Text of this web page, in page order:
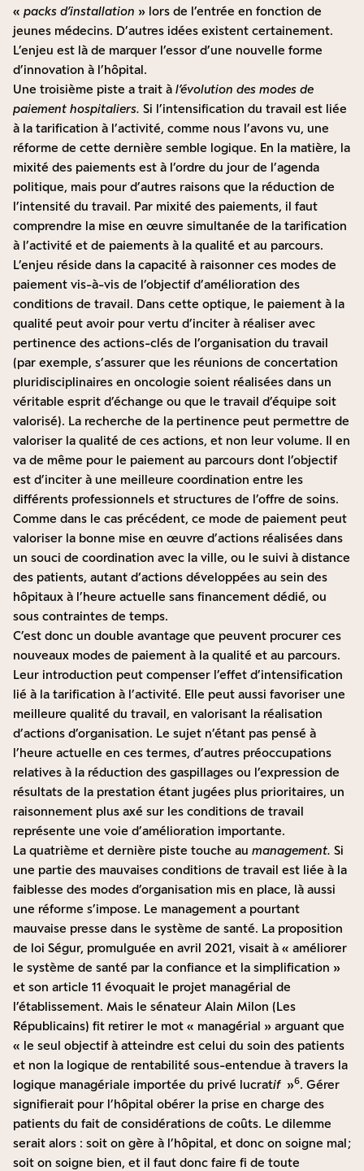
« packs d’installation » lors de l’entrée en fonction de
jeunes médecins. D’autres idées existent certainement.
L’enjeu est là de marquer l’essor d’une nouvelle forme
d’innovation à l’hôpital.
Une troisième piste a trait à l’évolution des modes de
paiement hospitaliers. Si l’intensification du travail est liée
à la tarification à l’activité, comme nous l’avons vu, une
réforme de cette dernière semble logique. En la matière, la
mixité des paiements est à l’ordre du jour de l’agenda
politique, mais pour d’autres raisons que la réduction de
l’intensité du travail. Par mixité des paiements, il faut
comprendre la mise en œuvre simultanée de la tarification
à l’activité et de paiements à la qualité et au parcours.
L’enjeu réside dans la capacité à raisonner ces modes de
paiement vis-à-vis de l’objectif d’amélioration des
conditions de travail. Dans cette optique, le paiement à la
qualité peut avoir pour vertu d’inciter à réaliser avec
pertinence des actions-clés de l’organisation du travail
(par exemple, s’assurer que les réunions de concertation
pluridisciplinaires en oncologie soient réalisées dans un
véritable esprit d’échange ou que le travail d’équipe soit
valorisé). La recherche de la pertinence peut permettre de
valoriser la qualité de ces actions, et non leur volume. Il en
va de même pour le paiement au parcours dont l’objectif
est d’inciter à une meilleure coordination entre les
différents professionnels et structures de l’offre de soins.
Comme dans le cas précédent, ce mode de paiement peut
valoriser la bonne mise en œuvre d’actions réalisées dans
un souci de coordination avec la ville, ou le suivi à distance
des patients, autant d‘actions développées au sein des
hôpitaux à l’heure actuelle sans financement dédié, ou
sous contraintes de temps.
C’est donc un double avantage que peuvent procurer ces
nouveaux modes de paiement à la qualité et au parcours.
Leur introduction peut compenser l’effet d’intensification
lié à la tarification à l’activité. Elle peut aussi favoriser une
meilleure qualité du travail, en valorisant la réalisation
d’actions d’organisation. Le sujet n’étant pas pensé à
l’heure actuelle en ces termes, d’autres préoccupations
relatives à la réduction des gaspillages ou l’expression de
résultats de la prestation étant jugées plus prioritaires, un
raisonnement plus axé sur les conditions de travail
représente une voie d’amélioration importante.
La quatrième et dernière piste touche au management. Si
une partie des mauvaises conditions de travail est liée à la
faiblesse des modes d’organisation mis en place, là aussi
une réforme s’impose. Le management a pourtant
mauvaise presse dans le système de santé. La proposition
de loi Ségur, promulguée en avril 2021, visait à « améliorer
le système de santé par la confiance et la simplification »
et son article 11 évoquait le projet managérial de
l’établissement. Mais le sénateur Alain Milon (Les
Républicains) fit retirer le mot « managérial » arguant que
« le seul objectif à atteindre est celui du soin des patients
et non la logique de rentabilité sous-entendue à travers la
logique managériale importée du privé lucratif »6. Gérer
signifierait pour l’hôpital obérer la prise en charge des
patients du fait de considérations de coûts. Le dilemme
serait alors : soit on gère à l’hôpital, et donc on soigne mal ;
soit on soigne bien, et il faut donc faire fi de toute